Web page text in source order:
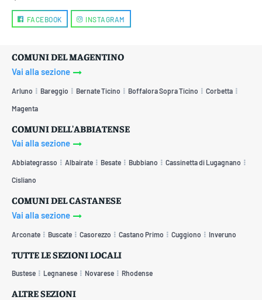
FACEBOOK INSTAGRAM
COMUNI DEL MAGENTINO
Vai alla sezione
Arluno Bareggio Bernate Ticino Boffalora Sopra Ticino Corbetta
Magenta
COMUNI DELL'ABBIATENSE
Vai alla sezione
Abbiategrasso Albairate Besate Bubbiano Cassinetta di Lugagnano
Cisliano
COMUNI DEL CASTANESE
Vai alla sezione
Arconate Buscate Casorezzo Castano Primo Cuggiono Inveruno
TUTTE LE SEZIONI LOCALI
Bustese Legnanese Novarese Rhodense
ALTRE SEZIONI